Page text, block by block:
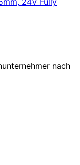
24V Fully
nach